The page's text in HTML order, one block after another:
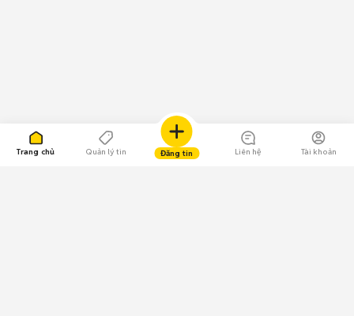
Trang chủ Quản lý tin Đăng tin Liên hệ Tài khoản